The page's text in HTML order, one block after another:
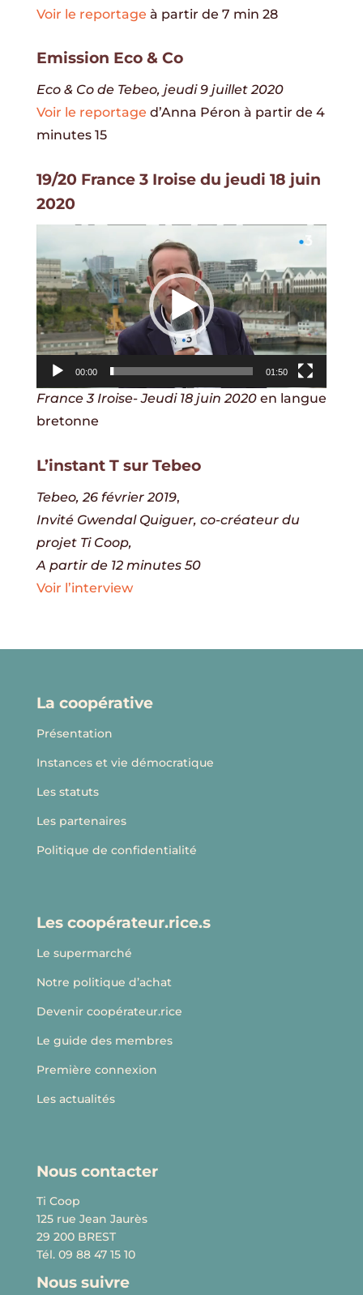
Voir le reportage à partir de 7 min 28
Emission Eco & Co
Eco & Co de Tebeo, jeudi 9 juillet 2020
Voir le reportage d’Anna Péron à partir de 4
minutes 15
19/20 France 3 Iroise du jeudi 18 juin
2020
vidéo
00:00 01:50
France 3 Iroise- Jeudi 18 juin 2020 en langue
bretonne
L’instant T sur Tebeo
Tebeo, 26 février 2019,
Invité Gwendal Quiguer, co-créateur du
projet Ti Coop,
A partir de 12 minutes 50
Voir l’interview
La coopérative
Présentation
Instances et vie démocratique
Les statuts
Les partenaires
Politique de confidentialité
Les coopérateur.rice.s
Le supermarché
Notre politique d’achat
Devenir coopérateur.rice
Le guide des membres
Première connexion
Les actualités
Nous contacter
Ti Coop
125 rue Jean Jaurès
29 200 BREST
Tél. 09 88 47 15 10
Nous suivre